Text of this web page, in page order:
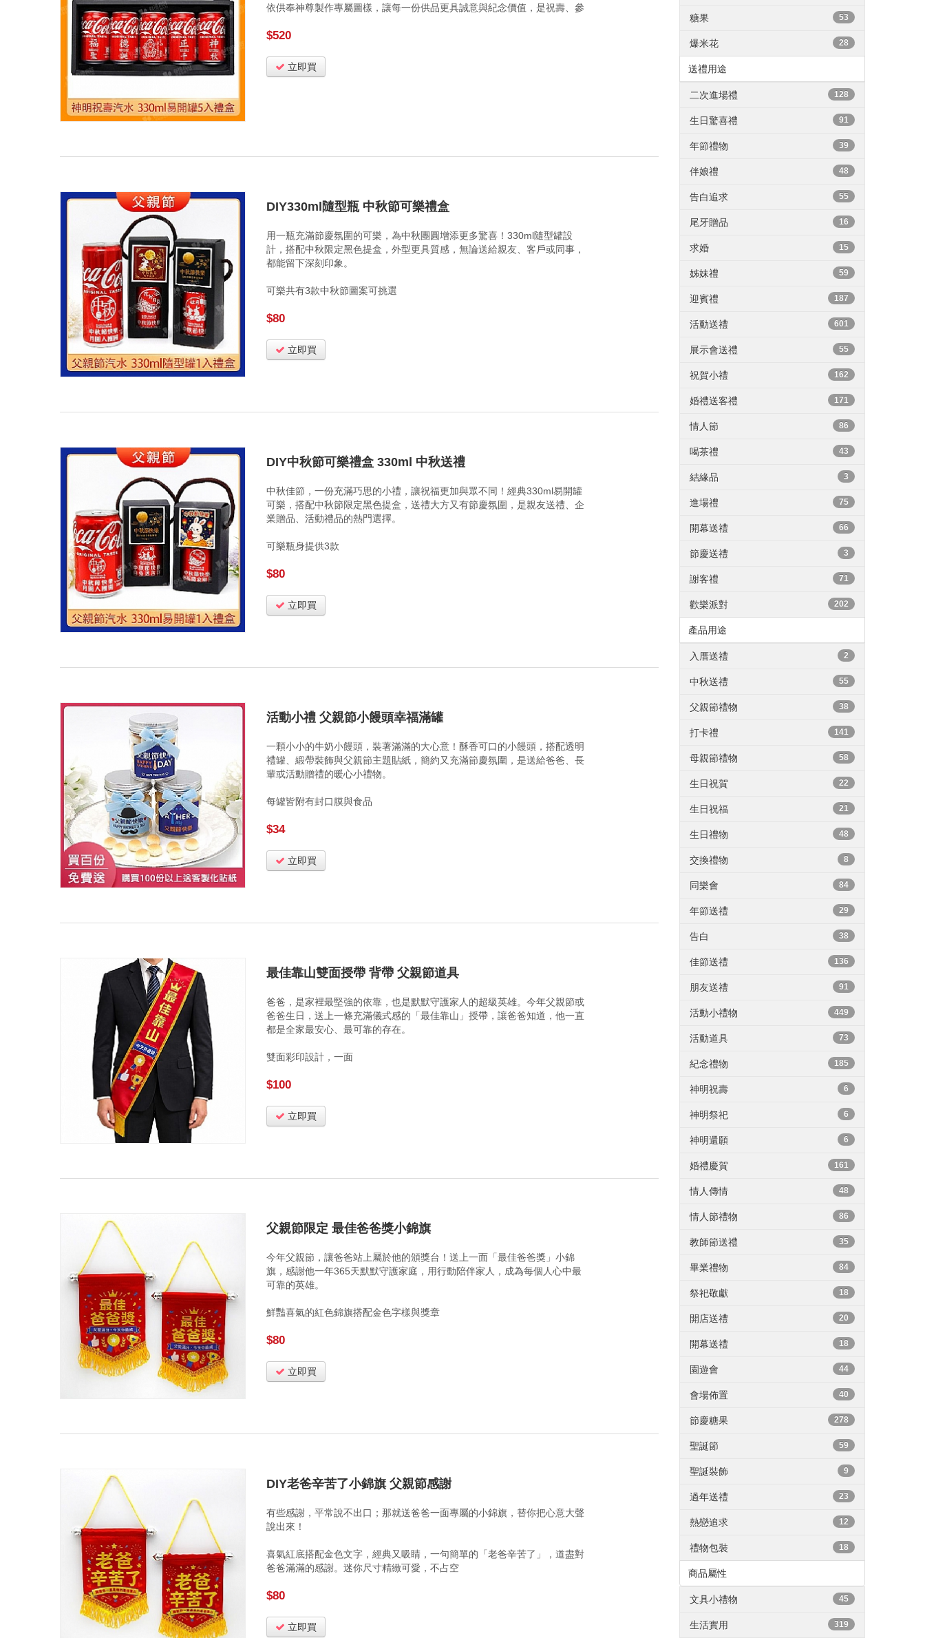
依供奉神尊製作專屬圖樣，讓每一份供品更具誠意與紀念價值，是祝壽、參
$520
立即買
DIY330ml隨型瓶 中秋節可樂禮盒
用一瓶充滿節慶氛圍的可樂，為中秋團圓增添更多驚喜！330ml隨型罐設
計，搭配中秋限定黑色提盒，外型更具質感，無論送給親友、客戶或同事，
都能留下深刻印象。
可樂共有3款中秋節圖案可挑選
$80
立即買
DIY中秋節可樂禮盒 330ml 中秋送禮
中秋佳節，一份充滿巧思的小禮，讓祝福更加與眾不同！經典330ml易開罐
可樂，搭配中秋節限定黑色提盒，送禮大方又有節慶氛圍，是親友送禮、企
業贈品、活動禮品的熱門選擇。
可樂瓶身提供3款
$80
立即買
活動小禮 父親節小饅頭幸福滿罐
一顆小小的牛奶小饅頭，裝著滿滿的大心意！酥香可口的小饅頭，搭配透明
禮罐、緞帶裝飾與父親節主題貼紙，簡約又充滿節慶氛圍，是送給爸爸、長
輩或活動贈禮的暖心小禮物。
每罐皆附有封口膜與食品
$34
立即買
最佳靠山雙面授帶 背帶 父親節道具
爸爸，是家裡最堅強的依靠，也是默默守護家人的超級英雄。今年父親節或
爸爸生日，送上一條充滿儀式感的「最佳靠山」授帶，讓爸爸知道，他一直
都是全家最安心、最可靠的存在。
雙面彩印設計，一面
$100
立即買
父親節限定 最佳爸爸獎小錦旗
今年父親節，讓爸爸站上屬於他的頒獎台！送上一面「最佳爸爸獎」小錦
旗，感謝他一年365天默默守護家庭，用行動陪伴家人，成為每個人心中最
可靠的英雄。
鮮豔喜氣的紅色錦旗搭配金色字樣與獎章
$80
立即買
DIY老爸辛苦了小錦旗 父親節感謝
有些感謝，平常說不出口；那就送爸爸一面專屬的小錦旗，替你把心意大聲
說出來！
喜氣紅底搭配金色文字，經典又吸睛，一句簡單的「老爸辛苦了」，道盡對
爸爸滿滿的感謝。迷你尺寸精緻可愛，不占空
$80
立即買
糖果 53
爆米花 28
送禮用途
二次進場禮 128
生日驚喜禮 91
年節禮物 39
伴娘禮 48
告白追求 55
尾牙贈品 16
求婚 15
姊妹禮 59
迎賓禮 187
活動送禮 601
展示會送禮 55
祝賀小禮 162
婚禮送客禮 171
情人節 86
喝茶禮 43
結緣品 3
進場禮 75
開幕送禮 66
節慶送禮 3
謝客禮 71
歡樂派對 202
產品用途
入厝送禮 2
中秋送禮 55
父親節禮物 38
打卡禮 141
母親節禮物 58
生日祝賀 22
生日祝福 21
生日禮物 48
交換禮物 8
同樂會 84
年節送禮 29
告白 38
佳節送禮 136
朋友送禮 91
活動小禮物 449
活動道具 73
紀念禮物 185
神明祝壽 6
神明祭祀 6
神明還願 6
婚禮慶賀 161
情人傳情 48
情人節禮物 86
教師節送禮 35
畢業禮物 84
祭祀敬獻 18
開店送禮 20
開幕送禮 18
園遊會 44
會場佈置 40
節慶糖果 278
聖誕節 59
聖誕裝飾 9
過年送禮 23
熱戀追求 12
禮物包裝 18
商品屬性
文具小禮物 45
生活實用 319